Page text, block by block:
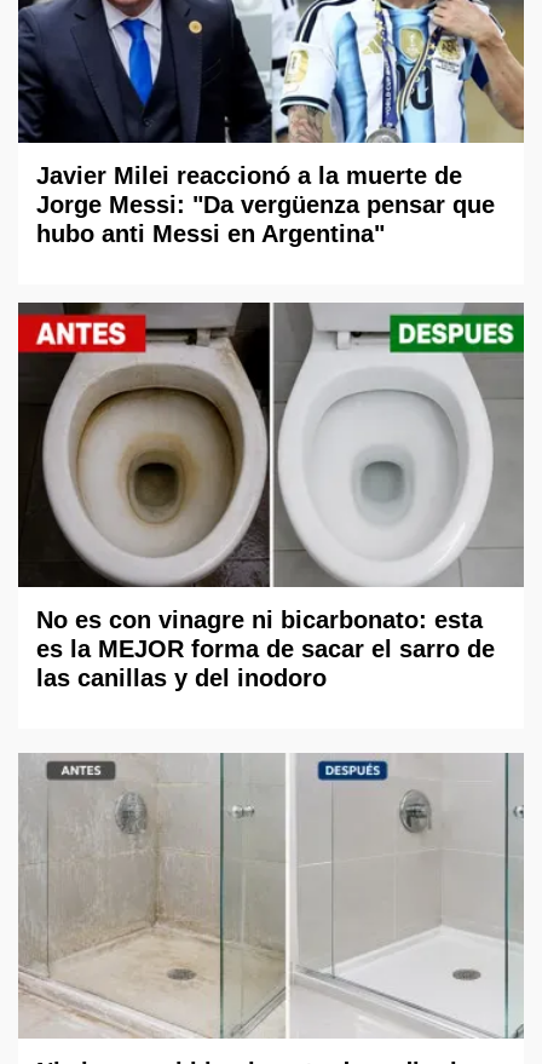
Javier Milei reaccionó a la muerte de
Jorge Messi: "Da vergüenza pensar que
hubo anti Messi en Argentina"
No es con vinagre ni bicarbonato: esta
es la MEJOR forma de sacar el sarro de
las canillas y del inodoro